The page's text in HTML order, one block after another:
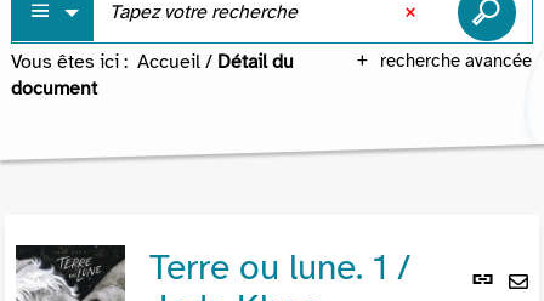
recherche avancée
Vous êtes ici : Accueil / Détail du
document
Lien
Terre ou lune. 1 /